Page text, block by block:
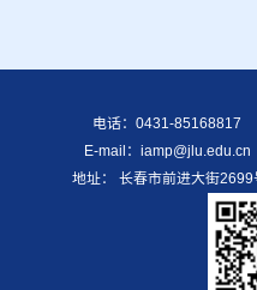
电话：0431-85168817
E-mail：iamp@jlu.edu.cn
地址： 长春市前进大街